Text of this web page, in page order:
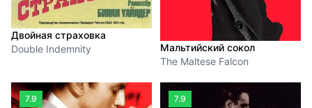
Двойная страховка
Double Indemnity
Мальтийский сокол
The Maltese Falcon
7.9 7.9